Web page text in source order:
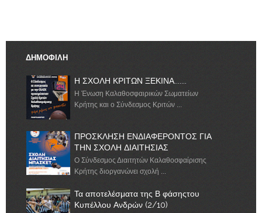
ΔΗΜΟΦΙΛΗ
Η ΣΧΟΛΗ ΚΡΙΤΩΝ ΞΕΚΙΝΑ.......
Η Ένωση Καλαθοσφαιρικών Σωματείων
Κρήτης και ο Σύνδεσμος Κριτών ...
ΠΡΟΣΚΛΗΣΗ ΕΝΔΙΑΦΕΡΟΝΤΟΣ ΓΙΑ
ΤΗΝ ΣΧΟΛΗ ΔΙΑΙΤΗΣΙΑΣ
Ο Σύνδεσμος Διαιτητών Καλαθοσφαίρισης
Κρήτης διοργανώνει σχολή ...
Τα αποτελέσματα της Β φάσηςτου
Κυπέλλου Ανδρών (2/10)